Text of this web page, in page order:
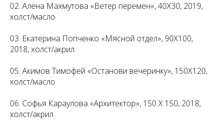
02. Алена Махмутова «Ветер перемен», 40X30, 2019,
холст/масло
03. Екатерина Попченко «Мясной отдел», 90X100,
2018, холст/акрил
05. Акимов Тимофей «Останови вечеринку», 150X120,
холст/масло
06. Софья Караулова «Архитектор», 150 X 150, 2018,
холст/акрил